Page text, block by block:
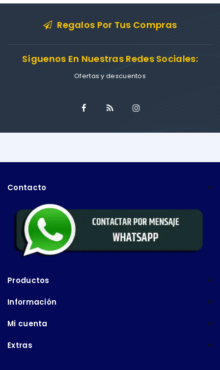
Regalos Por Tus Compras
Síguenos En Nuestras Redes Sociales:
Ofertas y descuentos
Contacto
Productos
Información
Mi cuenta
Extras